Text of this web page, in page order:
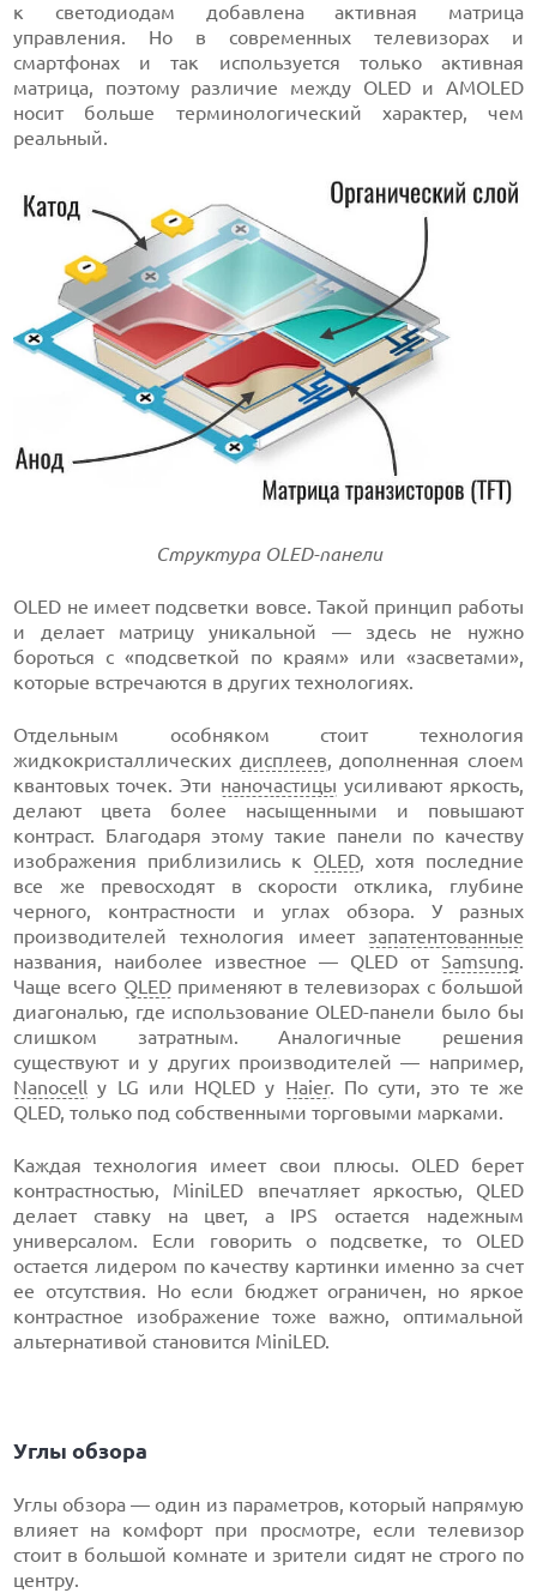
к светодиодам добавлена активная матрица
управления. Но в современных телевизорах и
смартфонах и так используется только активная
матрица, поэтому различие между OLED и AMOLED
носит больше терминологический характер, чем
реальный.
Структура OLED-панели
OLED не имеет подсветки вовсе. Такой принцип работы
и делает матрицу уникальной — здесь не нужно
бороться с «подсветкой по краям» или «засветами»,
которые встречаются в других технологиях.
Отдельным особняком стоит технология
жидкокристаллических дисплеев, дополненная слоем
квантовых точек. Эти наночастицы усиливают яркость,
делают цвета более насыщенными и повышают
контраст. Благодаря этому такие панели по качеству
изображения приблизились к OLED, хотя последние
все же превосходят в скорости отклика, глубине
черного, контрастности и углах обзора. У разных
производителей технология имеет запатентованные
названия, наиболее известное — QLED от Samsung.
Чаще всего QLEDприменяют в телевизорах с большой
диагональю, где использование OLED-панели было бы
слишком затратным. Аналогичные решения
существуют и у других производителей — например,
Nanocell у LG или HQLED у Haier. По сути, это те же
QLED, только под собственными торговыми марками.
Каждая технология имеет свои плюсы. OLED берет
контрастностью, MiniLED впечатляет яркостью, QLED
делает ставку на цвет, а IPS остается надежным
универсалом. Если говорить о подсветке, то OLED
остается лидером по качеству картинки именно за счет
ее отсутствия. Но если бюджет ограничен, но яркое
контрастное изображение тоже важно, оптимальной
альтернативой становится MiniLED.
Углы обзора
Углы обзора — один из параметров, который напрямую
влияет на комфорт при просмотре, если телевизор
стоит в большой комнате и зрители сидят не строго по
центру.